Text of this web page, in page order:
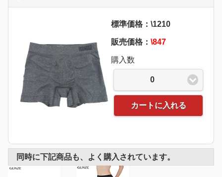
標準価格：\1210
販売価格： \847
購入数
0
カートに入れる
同時に下記商品も、よく購入されています。